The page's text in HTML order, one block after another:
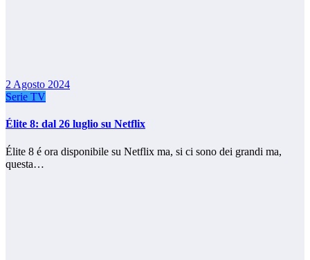
2 Agosto 2024
Serie TV
Élite 8: dal 26 luglio su Netflix
Élite 8 é ora disponibile su Netflix ma, si ci sono dei grandi ma,
questa…